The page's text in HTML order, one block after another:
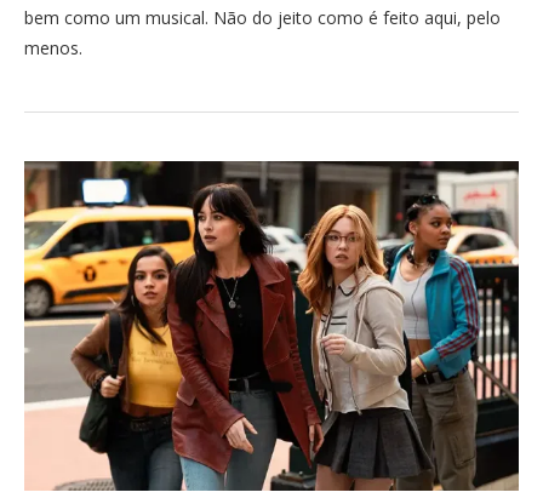
bem como um musical. Não do jeito como é feito aqui, pelo
menos.